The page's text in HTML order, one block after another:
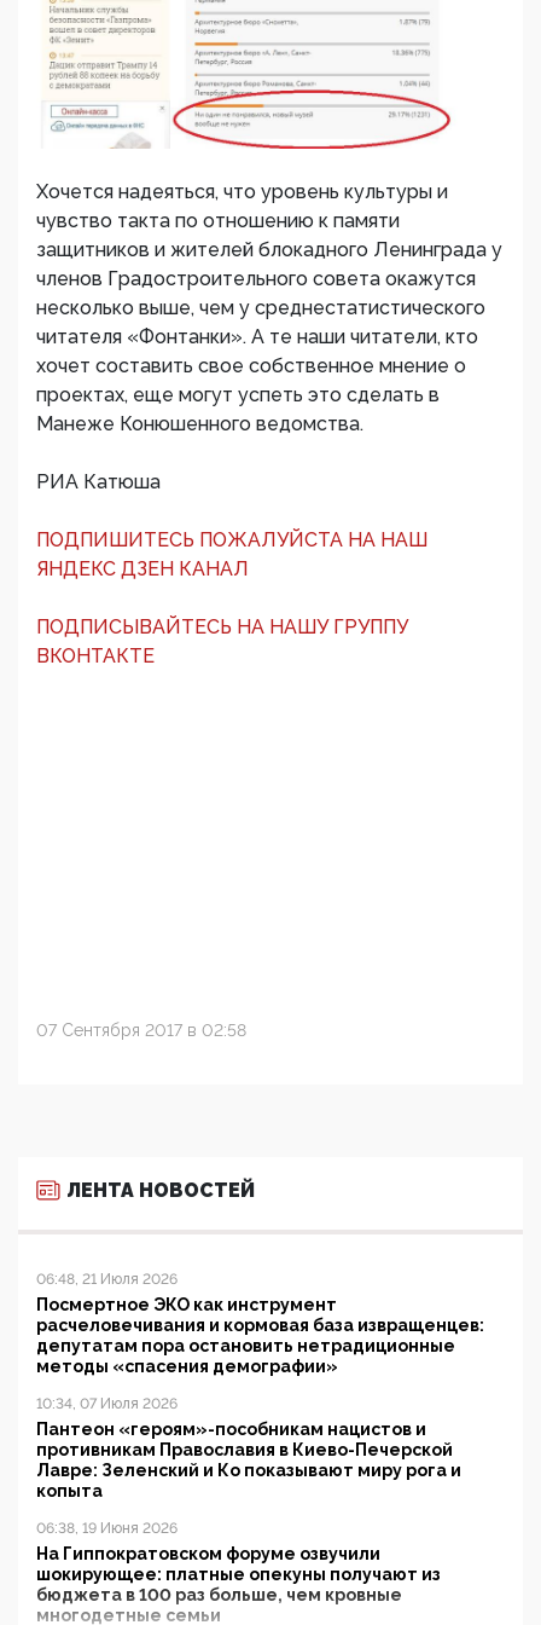
Хочется надеяться, что уровень культуры и
чувство такта по отношению к памяти
защитников и жителей блокадного Ленинграда у
членов Градостроительного совета окажутся
несколько выше, чем у среднестатистического
читателя «Фонтанки». А те наши читатели, кто
хочет составить свое собственное мнение о
проектах, еще могут успеть это сделать в
Манеже Конюшенного ведомства.
РИА Катюша
ПОДПИШИТЕСЬ ПОЖАЛУЙСТА НА НАШ
ЯНДЕКС ДЗЕН КАНАЛ
ПОДПИСЫВАЙТЕСЬ НА НАШУ ГРУППУ
ВКОНТАКТЕ
07 Сентября 2017 в 02:58
ЛЕНТА НОВОСТЕЙ
06:48, 21 Июля 2026
Посмертное ЭКО как инструмент
расчеловечивания и кормовая база извращенцев:
депутатам пора остановить нетрадиционные
методы «спасения демографии»
10:34, 07 Июля 2026
Пантеон «героям»-пособникам нацистов и
противникам Православия в Киево-Печерской
Лавре: Зеленский и Ко показывают миру рога и
копыта
06:38, 19 Июня 2026
На Гиппократовском форуме озвучили
шокирующее: платные опекуны получают из
бюджета в 100 раз больше, чем кровные
многодетные семьи